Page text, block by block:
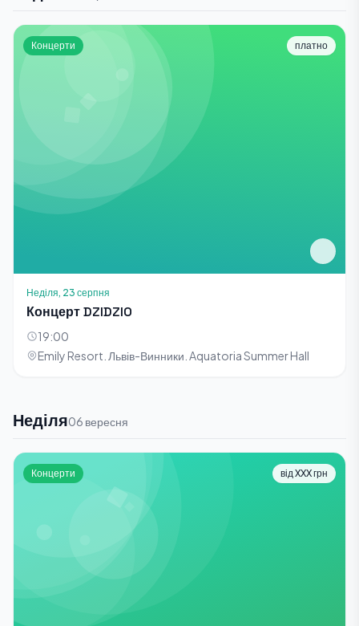
Концерти платно
Неділя, 23 серпня
Концерт DZIDZIO
19:00
Emily Resort. Львів-Винники. Aquatoria Summer Hall
Неділя06 вересня
Концерти від XXX грн